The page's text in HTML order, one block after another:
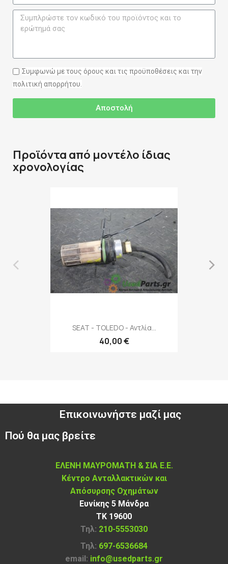
Συμφωνώ με τους όρους και τις προϋποθέσεις και την
πολιτική απορρήτου.
Αποστολή
Προϊόντα από μοντέλο ίδιας
χρονολογίας
SEAT - TOLEDO - Αντλία...
40,00 €
‹ ›
Επικοινωνήστε μαζί μας
Πού θα μας βρείτε
ΕΛΕΝΗ ΜΑΥΡΟΜΑΤΗ & ΣΙΑ Ε.Ε.
Κέντρο Ανταλλακτικών και
Απόσυρσης Οχημάτων
Ευνίκης 5 Μάνδρα
ΤΚ 19600
Τηλ: 210-5553030
Τηλ: 697-6536684
email: info@usedparts.gr